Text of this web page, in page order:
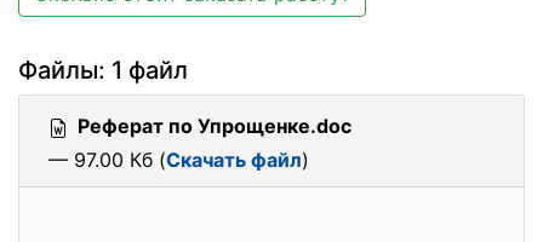
Файлы: 1 файл
Реферат по Упрощенке.doc
— 97.00 Кб (Скачать файл)